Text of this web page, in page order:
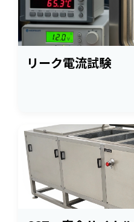
リーク電流試験